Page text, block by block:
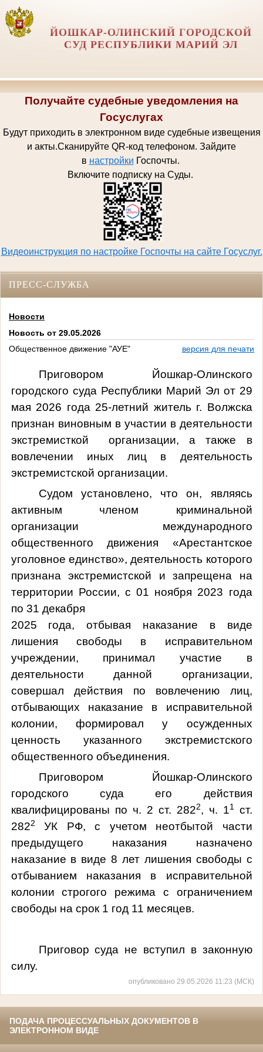
ЙОШКАР-ОЛИНСКИЙ ГОРОДСКОЙ
СУД РЕСПУБЛИКИ МАРИЙ ЭЛ
Получайте судебные уведомления на
Госуслугах
Будут приходить в электронном виде судебные извещения
и акты.Сканируйте QR-код телефоном. Зайдите
в настройки Госпочты.
Включите подписку на Суды.
Видеоинструкция по настройке Госпочты на сайте Госуслуг.
ПРЕСС-СЛУЖБА
Новости
Новость от 29.05.2026
Общественное движение "АУЕ"
версия для печати
Приговором Йошкар-Олинского
городского суда Республики Марий Эл от 29
мая 2026 года 25-летний житель г. Волжска
признан виновным в участии в деятельности
экстремисткой организации, а также в
вовлечении иных лиц в деятельность
экстремистской организации.
Судом установлено, что он, являясь
активным членом криминальной
организации международного
общественного движения «Арестантское
уголовное единство», деятельность которого
признана экстремистской и запрещена на
территории России, с 01 ноября 2023 года
по 31 декабря
2025 года, отбывая наказание в виде
лишения свободы в исправительном
учреждении, принимал участие в
деятельности данной организации,
совершал действия по вовлечению лиц,
отбывающих наказание в исправительной
колонии, формировал у осужденных
ценность указанного экстремистского
общественного объединения.
Приговором Йошкар-Олинского
городского суда его действия
квалифицированы по ч. 2 ст. 2822, ч. 11ст.
2822
УК РФ, с учетом неотбытой части
предыдущего наказания назначено
наказание в виде 8 лет лишения свободы с
отбыванием наказания в исправительной
колонии строгого режима с ограничением
свободы на срок 1 год 11 месяцев.
Приговор суда не вступил в законную
силу.
опубликовано 29.05.2026 11:23 (МСК)
ПОДАЧА ПРОЦЕССУАЛЬНЫХ ДОКУМЕНТОВ В
ЭЛЕКТРОННОМ ВИДЕ